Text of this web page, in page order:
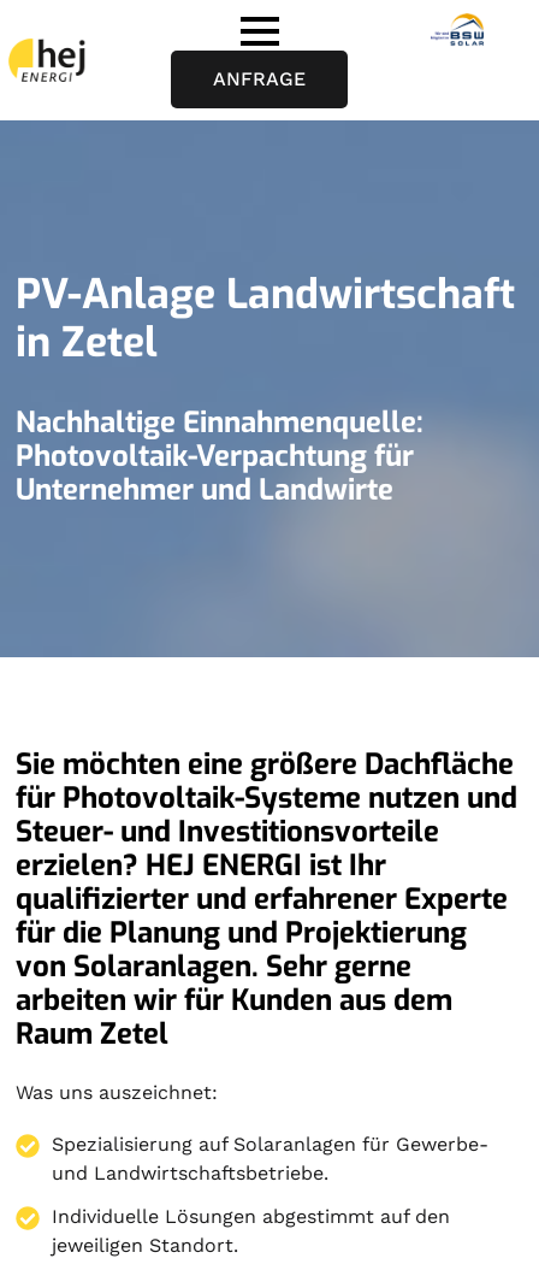
ANFRAGE
PV-Anlage Landwirtschaft
in Zetel
Nachhaltige Einnahmenquelle:
Photovoltaik-Verpachtung für
Unternehmer und Landwirte
Sie möchten eine größere Dachfläche
für Photovoltaik-Systeme nutzen und
Steuer- und Investitionsvorteile
erzielen? HEJ ENERGI ist Ihr
qualifizierter und erfahrener Experte
für die Planung und Projektierung
von Solaranlagen. Sehr gerne
arbeiten wir für Kunden aus dem
Raum Zetel
Was uns auszeichnet:
Spezialisierung auf Solaranlagen für Gewerbe-
und Landwirtschaftsbetriebe.
Individuelle Lösungen abgestimmt auf den
jeweiligen Standort.